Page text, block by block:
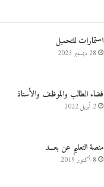
استمارات للتحميل
28 ديسمبر 2023
فضاء الطالب والموظف والأستاذ
2 أبريل 2022
منصة التعليم عن بعـــد
8 أكتوبر 2019